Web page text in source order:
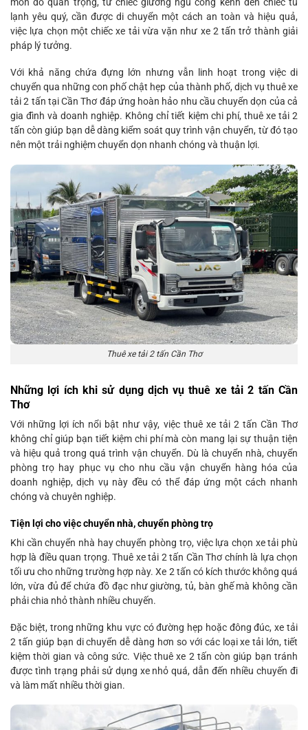
món đồ quan trọng, từ chiếc giường ngủ cồng kềnh đến chiếc tủ
lạnh yêu quý, cần được di chuyển một cách an toàn và hiệu quả,
việc lựa chọn một chiếc xe tải vừa vặn như xe 2 tấn trở thành giải
pháp lý tưởng.
Với khả năng chứa đựng lớn nhưng vẫn linh hoạt trong việc di
chuyển qua những con phố chật hẹp của thành phố, dịch vụ thuê xe
tải 2 tấn tại Cần Thơ đáp ứng hoàn hảo nhu cầu chuyển dọn của cả
gia đình và doanh nghiệp. Không chỉ tiết kiệm chi phí, thuê xe tải 2
tấn còn giúp bạn dễ dàng kiểm soát quy trình vận chuyển, từ đó tạo
nên một trải nghiệm chuyển dọn nhanh chóng và thuận lợi.
Thuê xe tải 2 tấn Cần Thơ
Những lợi ích khi sử dụng dịch vụ thuê xe tải 2 tấn Cần
Thơ
Với những lợi ích nổi bật như vậy, việc thuê xe tải 2 tấn Cần Thơ
không chỉ giúp bạn tiết kiệm chi phí mà còn mang lại sự thuận tiện
và hiệu quả trong quá trình vận chuyển. Dù là chuyển nhà, chuyển
phòng trọ hay phục vụ cho nhu cầu vận chuyển hàng hóa của
doanh nghiệp, dịch vụ này đều có thể đáp ứng một cách nhanh
chóng và chuyên nghiệp.
Tiện lợi cho việc chuyển nhà, chuyển phòng trọ
Khi cần chuyển nhà hay chuyển phòng trọ, việc lựa chọn xe tải phù
hợp là điều quan trọng. Thuê xe tải 2 tấn Cần Thơ chính là lựa chọn
tối ưu cho những trường hợp này. Xe 2 tấn có kích thước không quá
lớn, vừa đủ để chứa đồ đạc như giường, tủ, bàn ghế mà không cần
phải chia nhỏ thành nhiều chuyến.
Đặc biệt, trong những khu vực có đường hẹp hoặc đông đúc, xe tải
2 tấn giúp bạn di chuyển dễ dàng hơn so với các loại xe tải lớn, tiết
kiệm thời gian và công sức. Việc thuê xe 2 tấn còn giúp bạn tránh
được tình trạng phải sử dụng xe nhỏ quá, dẫn đến nhiều chuyến đi
và làm mất nhiều thời gian.